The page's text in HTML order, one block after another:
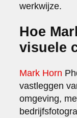
werkwijze.
Hoe
visuele
Mark Horn
vastleggen
omgeving,